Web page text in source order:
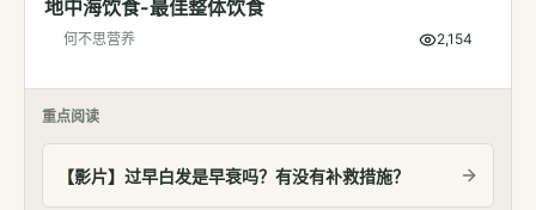
地中海饮食-最佳整体饮食
何不思营养 2,154
重点阅读
【影片】过早白发是早衰吗？有没有补救措施？